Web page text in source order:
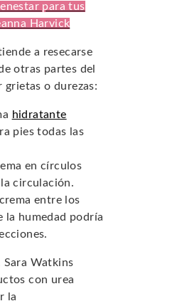
para tus
Harvick
a resecarse
otras partes del
grietas o durezas:
hidratante
pies todas las
en círculos
circulación.
entre los
la humedad podría
Sara Watkins
con urea
la